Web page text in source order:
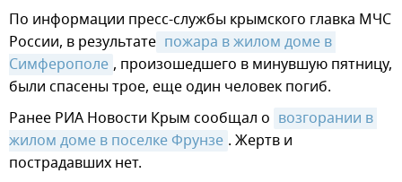
По информации пресс-службы крымского главка МЧС
России, в результате пожара в жилом доме в
Симферополе , произошедшего в минувшую пятницу,
были спасены трое, еще один человек погиб.
Ранее РИА Новости Крым сообщал о возгорании в
жилом доме в поселке Фрунзе . Жертв и
пострадавших нет.